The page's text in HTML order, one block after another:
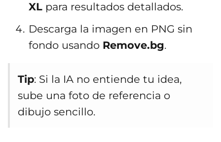
XL para resultados detallados.
Descarga la imagen en PNG sin
fondo usando Remove.bg.
Tip: Si la IA no entiende tu idea,
sube una foto de referencia o
dibujo sencillo.